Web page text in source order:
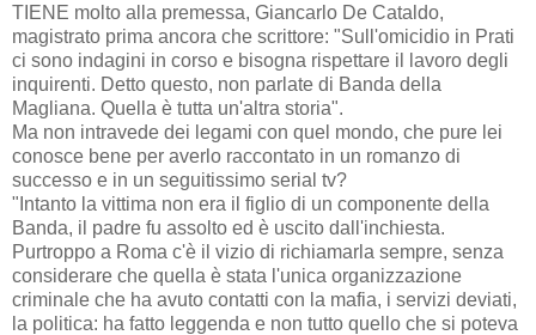
TIENE molto alla premessa, Giancarlo De Cataldo,
magistrato prima ancora che scrittore: "Sull'omicidio in Prati
ci sono indagini in corso e bisogna rispettare il lavoro degli
inquirenti. Detto questo, non parlate di Banda della
Magliana. Quella è tutta un'altra storia".
Ma non intravede dei legami con quel mondo, che pure lei
conosce bene per averlo raccontato in un romanzo di
successo e in un seguitissimo serial tv?
"Intanto la vittima non era il figlio di un componente della
Banda, il padre fu assolto ed è uscito dall'inchiesta.
Purtroppo a Roma c'è il vizio di richiamarla sempre, senza
considerare che quella è stata l'unica organizzazione
criminale che ha avuto contatti con la mafia, i servizi deviati,
la politica: ha fatto leggenda e non tutto quello che si poteva